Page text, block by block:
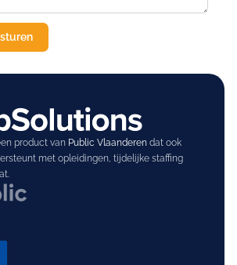
product van Public Vlaanderendat ook
met opleidingen, tijdelijke staffing